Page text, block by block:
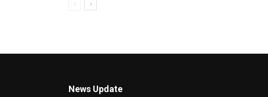
News Update